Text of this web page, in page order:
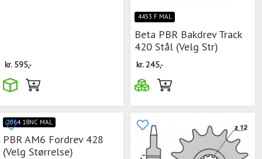
kr. 595,-
4453 F MAL
Beta PBR Bakdrev Track
420 Stål (Velg Str)
kr. 245,-
2064 18NC MAL
PBR AM6 Fordrev 428
(Velg Størrelse)